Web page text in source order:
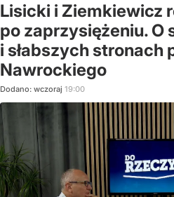
Lisicki i Ziemkiewicz
po zaprzysiężeniu. O
i słabszych stronach
Nawrockiego
Dodano: wczoraj 19:00